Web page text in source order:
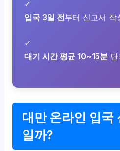
✓
입국 3일 전부터 신고서 작
✓
대기 시간 평균 10~15분
대만 온라인 입국
일까?